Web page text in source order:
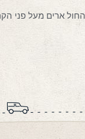
ארים מעל פני